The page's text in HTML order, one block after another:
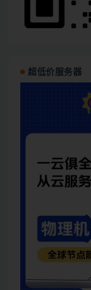
超低价服务器